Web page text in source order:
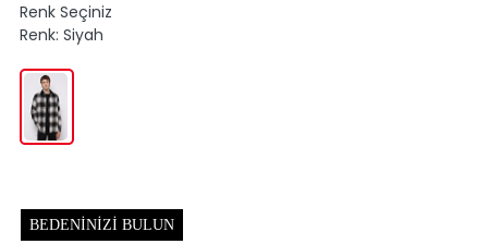
Renk Seçiniz
Renk: Siyah
BEDENINIZI BULUN